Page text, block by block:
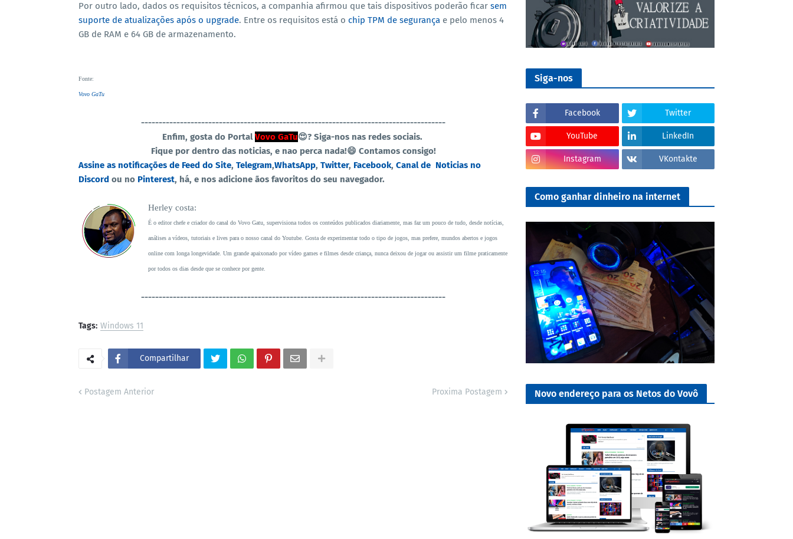
Por outro lado, dados os requisitos técnicos, a companhia afirmou que tais dispositivos poderão ficar sem
suporte de atualizações após o upgrade. Entre os requisitos está o chip TPM de segurança e pelo menos 4
GB de RAM e 64 GB de armazenamento.
Fonte:
Vovo GaTu
--------------------------------------------------------------------------------------
Enfim, gosta do PortalVovo GaTu😍? Siga-nos nas redes sociais.
Fique por dentro das noticias, e nao perca nada!😄 Contamos consigo!
Assine as notificações de Feed do Site, Telegram,WhatsApp, Twitter, Facebook, Canal de Noticias no
Discord ou no Pinterest, há, e nos adicione ãos favoritos do seu navegador.
Herley costa:
É o editor chefe e criador do canal do Vovo Gatu, supervisiona todos os conteúdos publicados diariamente, mas faz um pouco de tudo, desde notícias,
análises a vídeos, tutoriais e lives para o nosso canal do Youtube. Gosta de experimentar todo o tipo de jogos, mas prefere, mundos abertos e jogos
online com longa longevidade. Um grande apaixonado por vídeo games e filmes desde criança, nunca deixou de jogar ou assistir um filme praticamente
por todos os dias desde que se conhece por gente.
--------------------------------------------------------------------------------------
Tags: Windows 11
Compartilhar
Postagem Anterior Proxima Postagem
Siga-nos
Facebook Twitter
YouTube LinkedIn
Instagram VKontakte
Como ganhar dinheiro na internet
Novo endereço para os Netos do Vovô